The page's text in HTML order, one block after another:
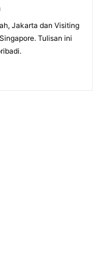
Jakarta dan Visiting
Tulisan ini